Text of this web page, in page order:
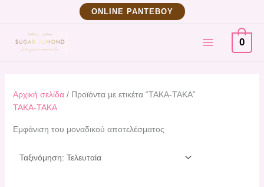
περιεχόμενο
ΟNLINE ΡΑΝΤΕΒΟΥ
MAIN
MENU
0
Αρχική σελίδα/ Προϊόντα με ετικέτα “ΤΑΚΑ-ΤΑΚΑ”
ΤΑΚΑ-ΤΑΚΑ
Εμφάνιση του μοναδικού αποτελέσματος